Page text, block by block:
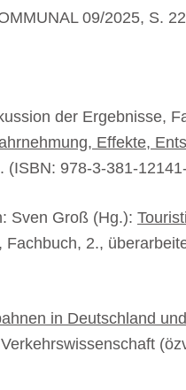
09/2025, S.
der Ergebnisse,
Effekte,
(ISBN: 978-3-381-
Sven Groß (Hg.):
, Fachbuch, 2.,
in Deutschland